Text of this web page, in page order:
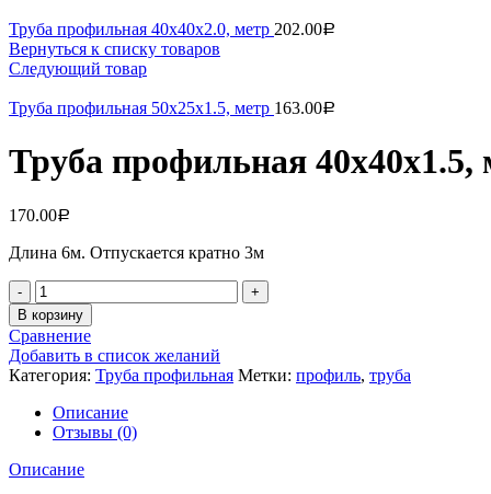
Труба профильная 40х40х2.0, метр 202.00Р
Вернуться к списку товаров
Следующий товар
Труба профильная 50х25х1.5, метр 163.00Р
Труба профильная 40х40х1.5,
170.00Р
Длина 6м. Отпускается кратно 3м
Количество
В корзину
Сравнение
Добавить в список желаний
Категория: Труба профильная Метки: профиль, труба
Описание
Отзывы (0)
Описание